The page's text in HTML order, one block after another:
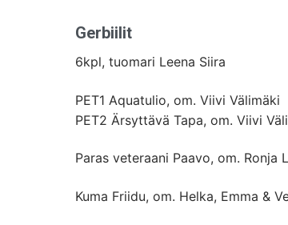
Gerbiilit
6kpl, tuomari Leena Siira
PET1 Aquatulio, om. Viivi Välimäki
PET2 Ärsyttävä Tapa, om. Viivi
Paras veteraani Paavo, om. Ronja
Kuma Friidu, om. Helka, Emma &